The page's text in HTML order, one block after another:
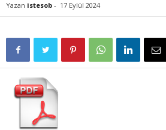
Yazan istesob - 17 Eylül 2024